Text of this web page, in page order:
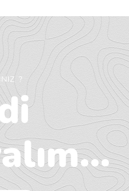
?